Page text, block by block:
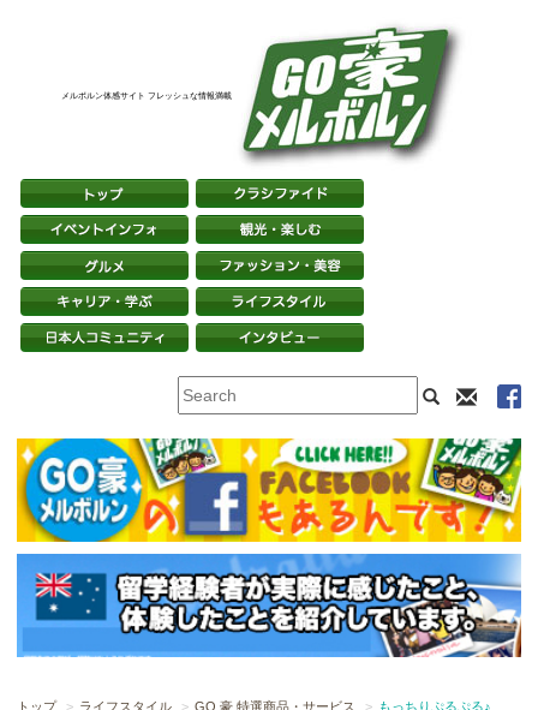
メルボルン体感サイト フレッシュな情報満載
トップ ライフスタイル GO 豪 特選商品・サービス もっちりぷるぷる♪